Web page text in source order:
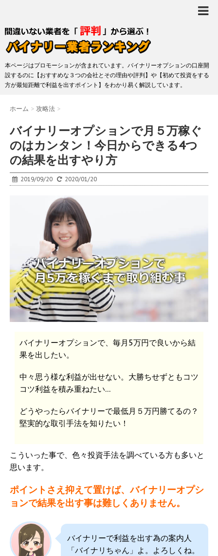
本ページはプロモーションが含まれています。バイナリーオプションの口座開
設するのに【おすすめな３つの会社とその理由や評判】や【初めて投資をする
方が最短距離で利益を出すポイント】をわかり易く解説しています。
ホーム > 攻略法 >
バイナリーオプションで月５万稼ぐ
のはカンタン！今日からできる4つ
の結果を出すやり方
2019/09/20 2020/01/20
バイナリーオプションで、毎月5万円で良いから結
果を出したい。
中々思う様な利益が出せない。大勝ちせずともコツ
コツ利益を積み重ねたい…
どうやったらバイナリーで最低月５万円勝てるの？
堅実的な取引手法を知りたい！
こういった事で、色々投資手法を調べている方も多いと
思います。
ポイントさえ抑えて置けば、バイナリーオプシ
ョンで結果を出す事は難しくありません。
バイナリーで利益を出す為の案内人
「バイナリちゃん」よ。よろしくね。